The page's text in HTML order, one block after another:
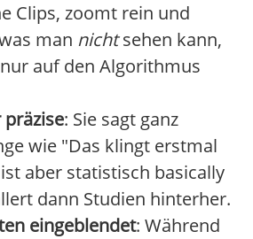
Clips, zoomt rein und
man nichtsehen kann,
auf den Algorithmus
präzise: Sie sagt ganz
wie "Das klingt erstmal
aber statistisch basically
dann Studien hinterher.
eingeblendet: Während